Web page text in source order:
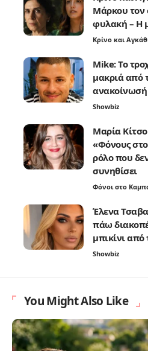
Μάρκου τον
φυλακή – Η
Κρίνο και
Mike: Το
μακριά από
ανακοίνωσή
Showbiz
Μαρία
«Φόνους
ρόλο που
συνηθίσει
Φόνοι στο
Έλενα
πάω
μπικίνι από
Showbiz
You Might Also Like